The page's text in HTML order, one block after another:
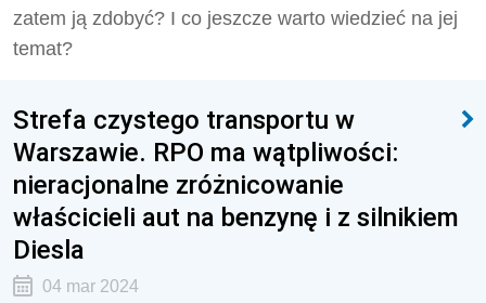
zatem ją zdobyć? I co jeszcze warto wiedzieć na jej
temat?
Strefa czystego transportu w
Warszawie. RPO ma wątpliwości:
nieracjonalne zróżnicowanie
właścicieli aut na benzynę i z silnikiem
Diesla
04 mar 2024